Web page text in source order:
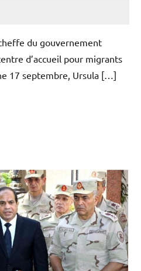
du gouvernement
d’accueil pour migrants
17 septembre, Ursula […]